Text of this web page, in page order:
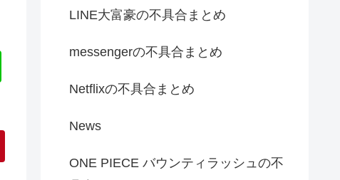
LINE大富豪の不具合まとめ
messengerの不具合まとめ
Netflixの不具合まとめ
News
ONE PIECE バウンティラッシュの不